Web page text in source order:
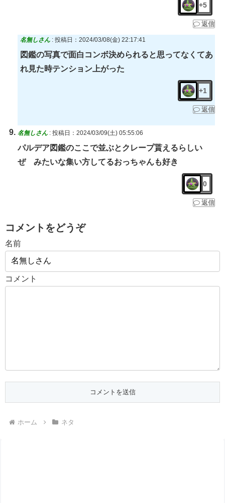
+5
返信
名無しさん : 投稿日：2024/03/08(金) 22:17:41
図鑑の写真で面白コンボ決められると思ってなくてあ
れ見た時テンション上がった
+1
返信
名無しさん : 投稿日：2024/03/09(土) 05:55:06
パルデア図鑑のここで並ぶとクレープ貰えるらしい
ぜ みたいな集い方してるおっちゃんも好き
0
返信
コメントをどうぞ
名前
コメント
ホーム ネタ